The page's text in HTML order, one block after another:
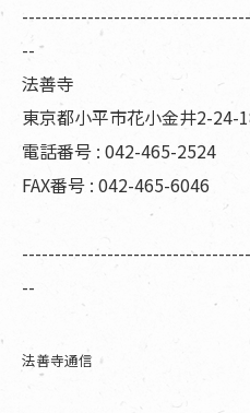
--
法善寺
東京都小平市花小金井2-24-
電話番号 : 042-465-2524
FAX番号 : 042-465-6046
--
法善寺通信